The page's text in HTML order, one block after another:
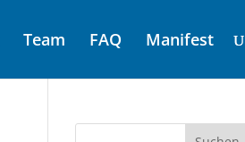
Team FAQ Manifest